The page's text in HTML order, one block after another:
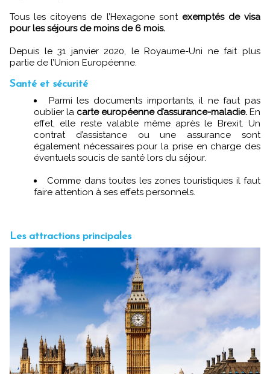
Tous les citoyens de l’Hexagone sont exemptés de visa
pour les séjours de moins de 6 mois.
Depuis le 31 janvier 2020, le Royaume-Uni ne fait plus
partie de l’Union Européenne.
Santé et sécurité
Parmi les documents importants, il ne faut pas
oublier la carte européenne d’assurance-maladie. En
effet, elle reste valable même après le Brexit. Un
contrat d’assistance ou une assurance sont
également nécessaires pour la prise en charge des
éventuels soucis de santé lors du séjour.
Comme dans toutes les zones touristiques il faut
faire attention à ses effets personnels.
Les attractions principales